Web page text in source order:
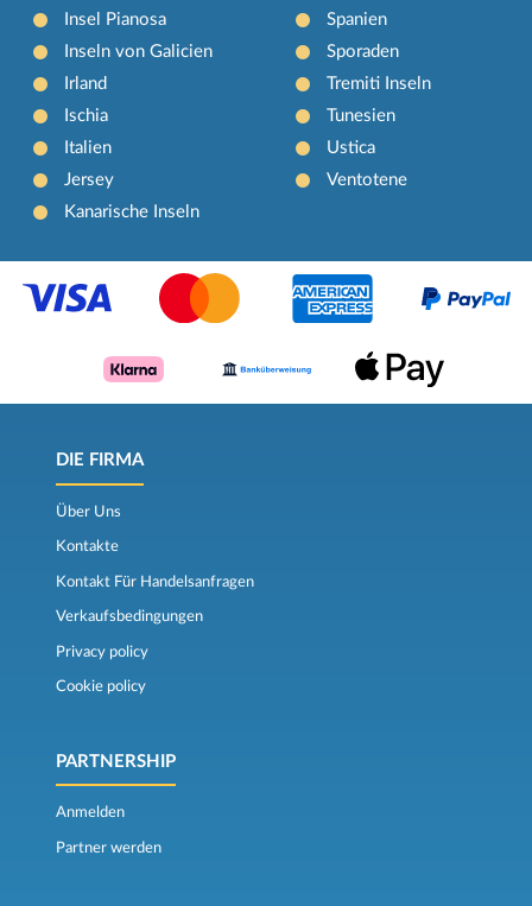
Insel Pianosa
Inseln von Galicien
Irland
Ischia
Italien
Jersey
Kanarische Inseln
Spanien
Sporaden
Tremiti Inseln
Tunesien
Ustica
Ventotene
DIE FIRMA
Über Uns
Kontakte
Kontakt Für Handelsanfragen
Verkaufsbedingungen
Privacy policy
Cookie policy
PARTNERSHIP
Anmelden
Partner werden